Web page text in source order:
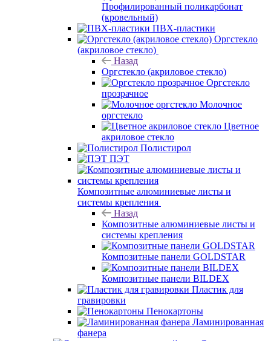
Профилированный поликарбонат
(кровельный)
ПВХ-пластики
Оргстекло
(акриловое стекло)
Назад
Оргстекло (акриловое стекло)
Оргстекло
прозрачное
Молочное
оргстекло
Цветное
акриловое стекло
Полистирол
ПЭТ
Композитные алюминиевые листы и
системы крепления
Назад
Композитные алюминиевые листы и
системы крепления
Композитные панели GOLDSTAR
Композитные панели BILDEX
Пластик для
гравировки
Пенокартоны
Ламинированная
фанера